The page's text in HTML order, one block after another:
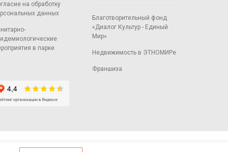
на обработку
данных
в парке
Благотворительный фонд
«Диалог Культур - Единый
Мир»
Недвижимость в ЭТНОМИРе
Франшиза